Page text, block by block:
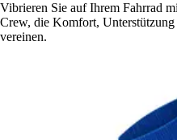
Vibrieren Sie auf Ihrem Fahrrad
Crew, die Komfort,
vereinen.